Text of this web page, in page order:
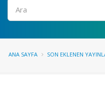
Ara
ANA SAYFA SON EKLENEN